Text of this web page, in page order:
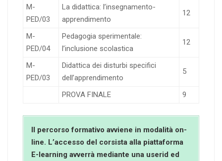
M-
PED/03
La didattica: l’insegnamento-
apprendimento
12
M-
PED/04
Pedagogia sperimentale:
l’inclusione scolastica
12
M-
PED/03
Didattica dei disturbi specifici
dell’apprendimento
5
PROVA FINALE 9
Il percorso formativo avviene in modalità on-
line. L’accesso del corsista alla piattaforma
E-learning avverrà mediante una userid ed